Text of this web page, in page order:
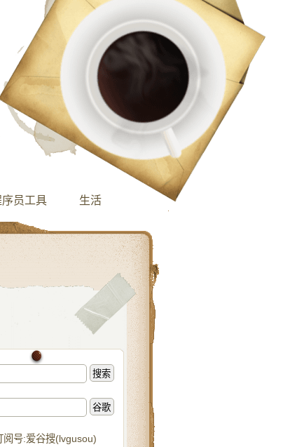
序员工具 生活
阅号:爱谷搜(lvgusou)